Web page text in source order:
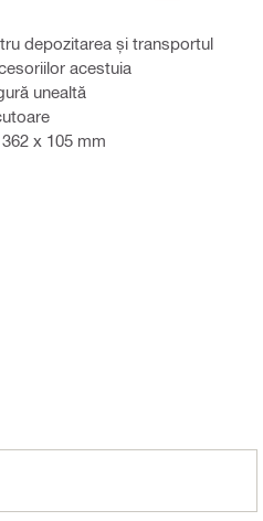
depozitarea și transportul
acestuia
unealtă
x 105 mm